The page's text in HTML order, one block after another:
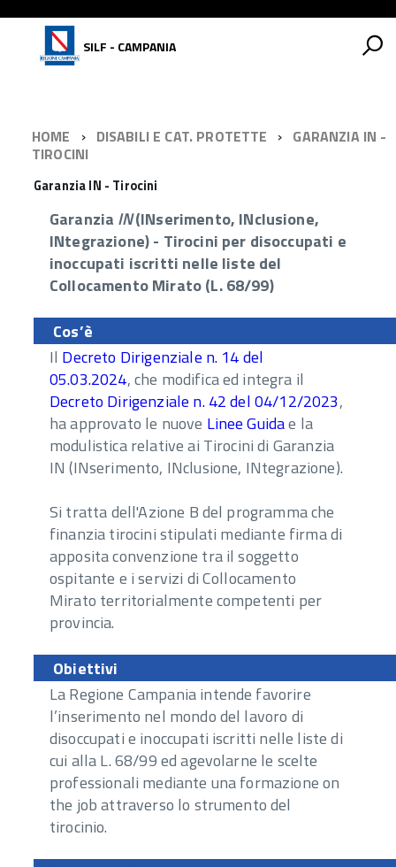
SILF - CAMPANIA
HOME DISABILI E CAT. PROTETTE
GARANZIA IN -
TIROCINI
Garanzia IN - Tirocini
Garanzia IN(INserimento, INclusione,
INtegrazione) - Tirocini per disoccupati e
inoccupati iscritti nelle liste del
Collocamento Mirato (L. 68/99)
Cos’è
Il Decreto Dirigenziale n. 14 del
05.03.2024, che modifica ed integra il
Decreto Dirigenziale n. 42 del 04/12/2023,
ha approvato le nuove Linee Guidae la
modulistica relative ai Tirocini di Garanzia
IN (INserimento, INclusione, INtegrazione).
Si tratta dell'Azione B del programma che
finanzia tirocini stipulati mediante firma di
apposita convenzione tra il soggetto
ospitante e i servizi di Collocamento
Mirato territorialmente competenti per
provincia.
Obiettivi
La Regione Campania intende favorire
l’inserimento nel mondo del lavoro di
disoccupati e inoccupati iscritti nelle liste di
cui alla L. 68/99 ed agevolarne le scelte
professionali mediante una formazione on
the job attraverso lo strumento del
tirocinio.